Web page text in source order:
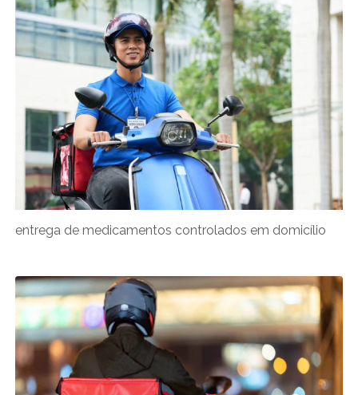
entrega de medicamentos controlados em domicílio